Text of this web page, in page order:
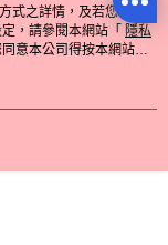
式之詳情，及若您不希
，請參閱本網站「 隱私
意本公司得按本網站使